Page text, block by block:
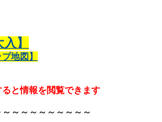
】
地図】
と情報を閲覧できます
～～～～～～～～～